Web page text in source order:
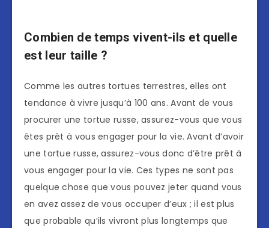
Combien de temps vivent-ils et quelle
est leur taille ?
Comme les autres tortues terrestres, elles ont
tendance à vivre jusqu’à 100 ans. Avant de vous
procurer une tortue russe, assurez-vous que vous
êtes prêt à vous engager pour la vie. Avant d’avoir
une tortue russe, assurez-vous donc d’être prêt à
vous engager pour la vie. Ces types ne sont pas
quelque chose que vous pouvez jeter quand vous
en avez assez de vous occuper d’eux ; il est plus
que probable qu’ils vivront plus longtemps que